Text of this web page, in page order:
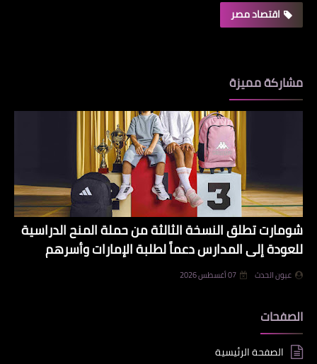
اقتصاد مصر
مشاركة مميزة
شومارت تطلق النسخة الثالثة من حملة المنح الدراسية
للعودة إلى المدارس دعماً لطلبة الإمارات وأسرهم
عيون الحدث 07 أغسطس 2026
الصفحات
الصفحة الرئيسية